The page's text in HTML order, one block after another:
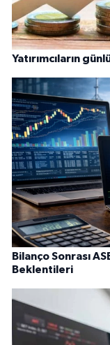
Yatırımcıların
Bilanço Sonrası
Beklentileri